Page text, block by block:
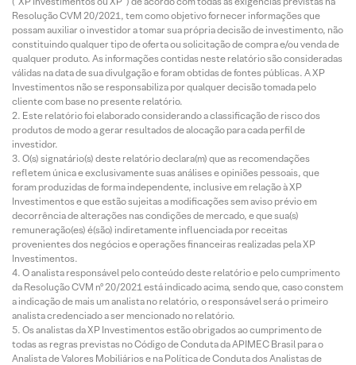
Resolução CVM 20/2021, tem como objetivo fornecer informações que
possam auxiliar o investidor a tomar sua própria decisão de investimento, não
constituindo qualquer tipo de oferta ou solicitação de compra e/ou venda de
qualquer produto. As informações contidas neste relatório são consideradas
válidas na data de sua divulgação e foram obtidas de fontes públicas. A XP
Investimentos não se responsabiliza por qualquer decisão tomada pelo
cliente com base no presente relatório.
Este relatório foi elaborado considerando a classificação de risco dos
produtos de modo a gerar resultados de alocação para cada perfil de
investidor.
O(s) signatário(s) deste relatório declara(m) que as recomendações
refletem única e exclusivamente suas análises e opiniões pessoais, que
foram produzidas de forma independente, inclusive em relação à XP
Investimentos e que estão sujeitas a modificações sem aviso prévio em
decorrência de alterações nas condições de mercado, e que sua(s)
remuneração(es) é(são) indiretamente influenciada por receitas
provenientes dos negócios e operações financeiras realizadas pela XP
Investimentos.
O analista responsável pelo conteúdo deste relatório e pelo cumprimento
da Resolução CVM nº 20/2021 está indicado acima, sendo que, caso constem
a indicação de mais um analista no relatório, o responsável será o primeiro
analista credenciado a ser mencionado no relatório.
Os analistas da XP Investimentos estão obrigados ao cumprimento de
todas as regras previstas no Código de Conduta da APIMEC Brasil para o
Analista de Valores Mobiliários e na Política de Conduta dos Analistas de